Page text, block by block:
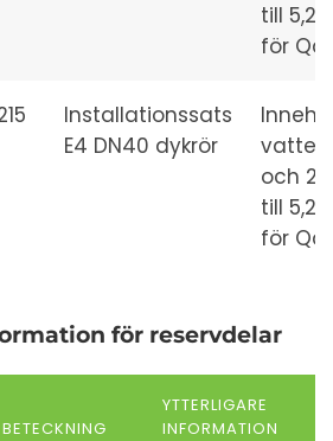
till
för
Installationssats
E4 DN40 dykrör
och 2
till
för
för reservdelar
BETECKNING
YTTERLIGARE
INFORMATION